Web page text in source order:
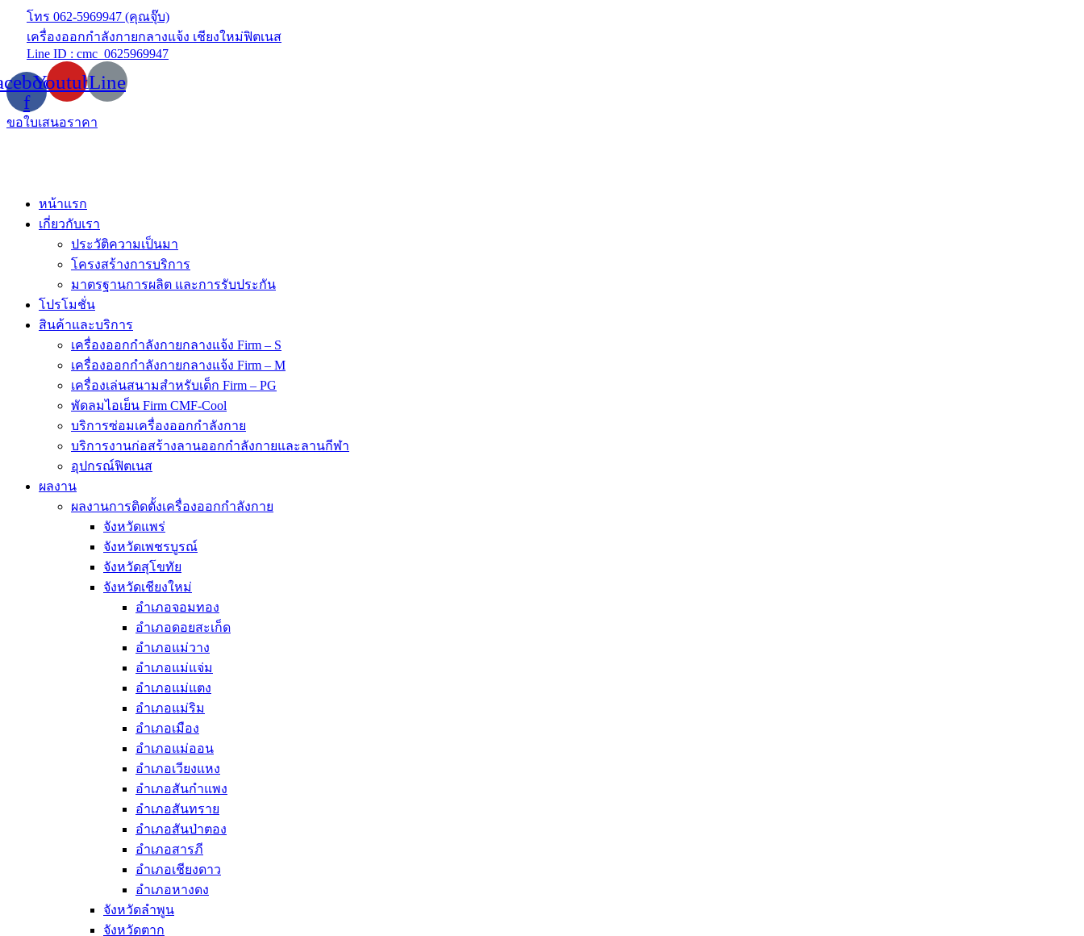
Skip
content
โทร 062-5969947 (คุณจุ๊บ)
เครื่องออกกำลังกายกลางแจ้ง เชียงใหม่ฟิตเนส
Line ID : cmc_0625969947
f
YoutubeLine
ขอใบเสนอราคา
หน้าแรก
เกี่ยวกับเรา
ประวัติความเป็นมา
โครงสร้างการบริการ
มาตรฐานการผลิต และการรับประกัน
โปรโมชั่น
สินค้าและบริการ
เครื่องออกกำลังกายกลางแจ้ง Firm – S
เครื่องออกกำลังกายกลางแจ้ง Firm – M
เครื่องเล่นสนามสำหรับเด็ก Firm – PG
พัดลมไอเย็น Firm CMF-Cool
บริการซ่อมเครื่องออกกำลังกาย
บริการงานก่อสร้างลานออกกำลังกายและลานกีฬา
อุปกรณ์ฟิตเนส
ผลงาน
ผลงานการติดตั้งเครื่องออกกำลังกาย
จังหวัดแพร่
จังหวัดเพชรบูรณ์
จังหวัดสุโขทัย
จังหวัดเชียงใหม่
อำเภอจอมทอง
อำเภอดอยสะเก็ด
อำเภอแม่วาง
อำเภอแม่แจ่ม
อำเภอแม่แตง
อำเภอแม่ริม
อำเภอเมือง
อำเภอแม่ออน
อำเภอเวียงแหง
อำเภอสันกำแพง
อำเภอสันทราย
อำเภอสันป่าตอง
อำเภอสารภี
อำเภอเชียงดาว
อำเภอหางดง
จังหวัดลำพูน
จังหวัดตาก